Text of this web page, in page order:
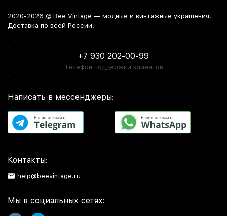
2020-2026 © Bee Vintage — модные и винтажные украшения.
Доставка по всей России.
+7 930 202-00-99
Телефон поддержки клиентов
Написать в мессенджеры:
Контакты:
help@beevintage.ru
Мы в социальных сетях: